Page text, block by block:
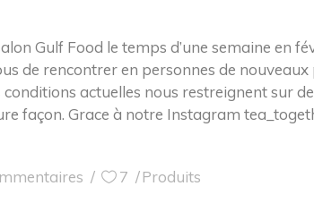
Gulf Food le temps d’une semaine en
de rencontrer en personnes de
actuelles nous restreignent sur
façon. Grace à notre Instagram
7 Produits